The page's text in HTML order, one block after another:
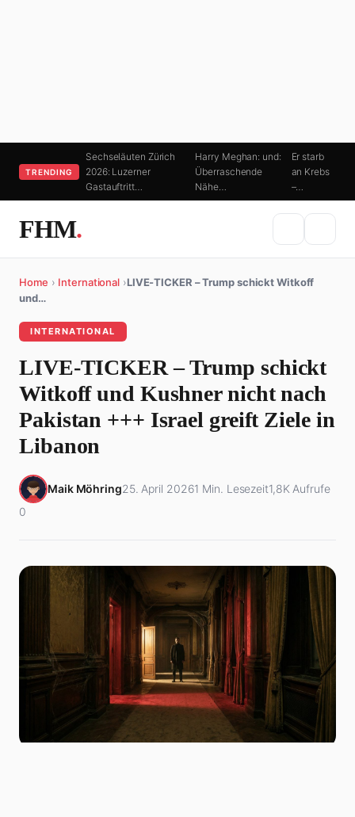
TRENDING
Sechseläuten Zürich
2026: Luzerner
Gastauftritt…
Harry Meghan: und:
Überraschende
Nähe…
Er starb
an Krebs
–…
FHM.
Home › International ›LIVE-TICKER – Trump schickt Witkoff
und…
INTERNATIONAL
LIVE-TICKER – Trump schickt
Witkoff und Kushner nicht nach
Pakistan +++ Israel greift Ziele in
Libanon
Maik Möhring25. April 20261 Min. Lesezeit1,8K Aufrufe
0